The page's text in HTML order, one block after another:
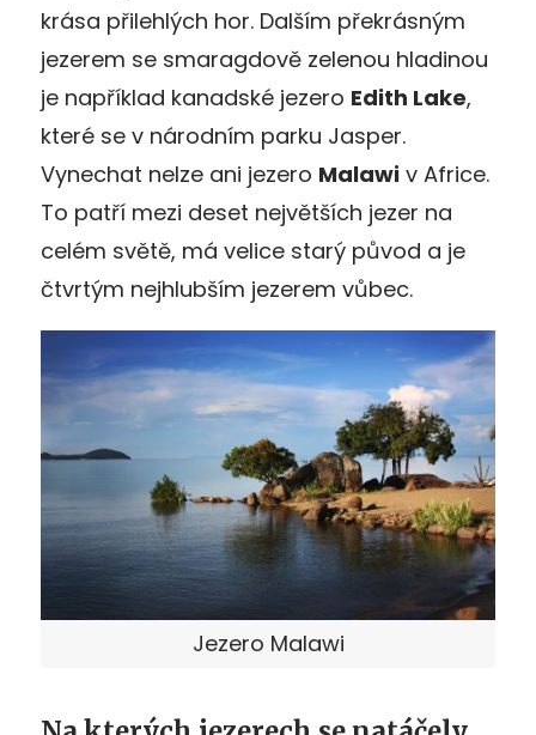
krása přilehlých hor. Dalším překrásným
jezerem se smaragdově zelenou hladinou
je například kanadské jezero Edith Lake,
které se v národním parku Jasper.
Vynechat nelze ani jezero Malawi v Africe.
To patří mezi deset největších jezer na
celém světě, má velice starý původ a je
čtvrtým nejhlubším jezerem vůbec.
Jezero Malawi